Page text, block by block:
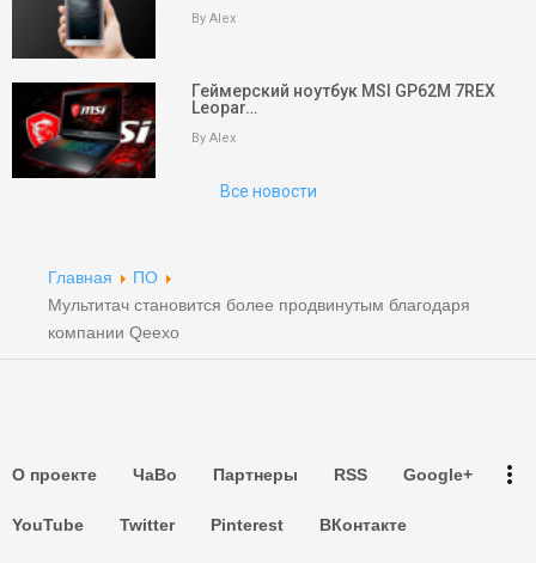
By Alex
Геймерский ноутбук MSI GP62M 7REX
Leopar…
By Alex
Все новости
Главная
ПО
Мультитач становится более продвинутым благодаря
компании Qeexo
О проекте ЧаВо Партнеры RSS Google+
YouTube Twitter Pinterest ВКонтакте
more_vert
Партнеры